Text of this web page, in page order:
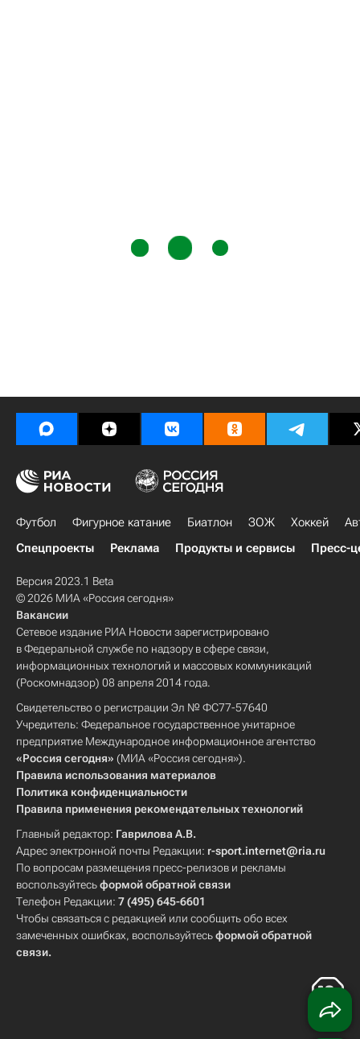
Футбол Фигурное катание Биатлон ЗОЖ Хоккей
Спецпроекты
Реклама Продукты и сервисы Пресс-
Версия 2023.1 Beta
© 2026 МИА «Россия сегодня»
Вакансии
Сетевое издание РИА Новости зарегистрировано
в Федеральной службе по надзору в сфере связи,
информационных технологий и массовых коммуникаций
(Роскомнадзор) 08 апреля 2014 года.
Свидетельство о регистрации Эл № ФС77-57640
Учредитель: Федеральное государственное унитарное
предприятие Международное информационное агентство
«Россия сегодня» (МИА «Россия сегодня»).
Правила использования материалов
Политика конфиденциальности
Правила применения рекомендательных технологий
Главный редактор: Гаврилова А.В.
Адрес электронной почты Редакции: r-sport.internet@ria.ru
По вопросам размещения пресс-релизов и рекламы
воспользуйтесьформой обратной связи
Телефон Редакции: 7 (495) 645-6601
Чтобы связаться с редакцией или сообщить обо всех
замеченных ошибках, воспользуйтесьформой обратной
связи.